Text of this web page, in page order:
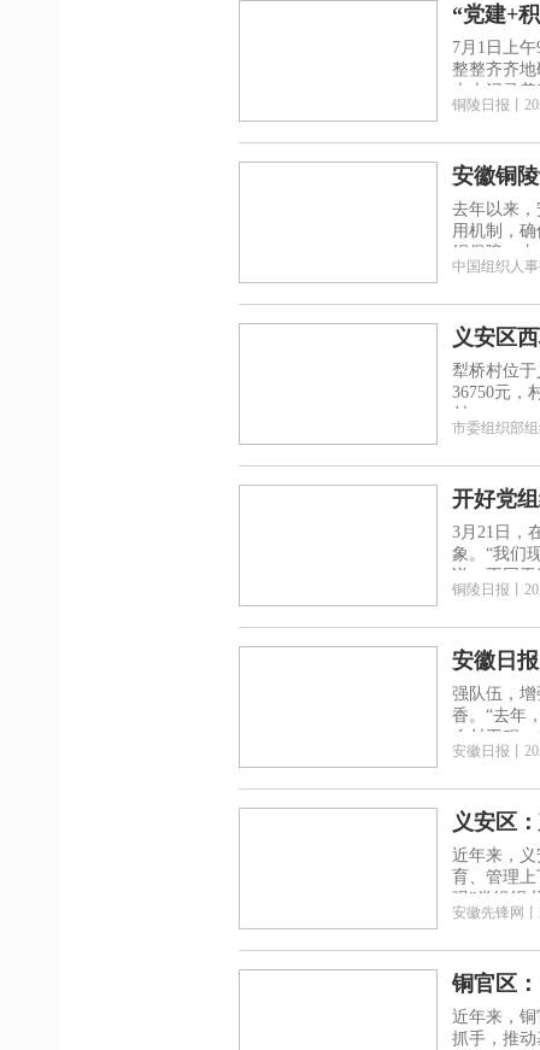
“党建+
7月1日上
整整齐齐
本本记录
铜陵日报
安徽铜
去年以来
用机制，
织保障。
中国组织人
义安区
犁桥村位于
36750元，
村
市委组织部
开好党
3月21日，
象。“我们
说，不同
铜陵日报
安徽日
强队伍，
香。“去年
乡村工程
安徽日报
义安区
近年来，
育、管理
强”党组织
安徽先锋网
铜官区
近年来，
抓手，推